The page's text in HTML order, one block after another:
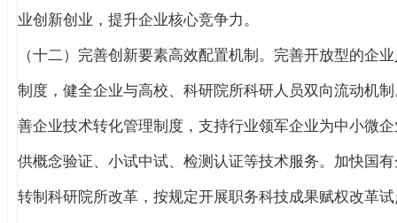
业创新创业，提升企业核心竞争力。
（十二）完善创新要素高效配置机制。完善开放型的企
制度，健全企业与高校、科研院所科研人员双向流动机
善企业技术转化管理制度，支持行业领军企业为中小微
供概念验证、小试中试、检测认证等技术服务。加快国
转制科研院所改革，按规定开展职务科技成果赋权改革